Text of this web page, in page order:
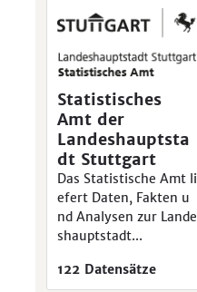
Statistisches
Amt der
Landeshauptsta
dt Stuttgart
Das Statistische Amt li
efert Daten, Fakten u
nd Analysen zur Lande
shauptstadt...
122 Datensätze